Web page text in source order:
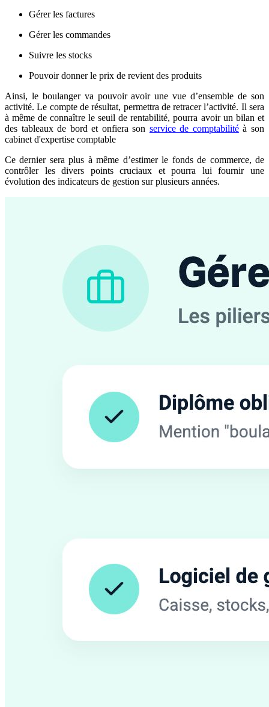
Gérer les factures
Gérer les commandes
Suivre les stocks
Pouvoir donner le prix de revient des produits
Ainsi, le boulanger va pouvoir avoir une vue d’ensemble de son
activité. Le compte de résultat, permettra de retracer l’activité. Il sera
à même de connaître le seuil de rentabilité, pourra avoir un bilan et
des tableaux de bord et onfiera son service de comptabilitéà son
cabinet d'expertise comptable
Ce dernier sera plus à même d’estimer le fonds de commerce, de
contrôler les divers points cruciaux et pourra lui fournir une
évolution des indicateurs de gestion sur plusieurs années.